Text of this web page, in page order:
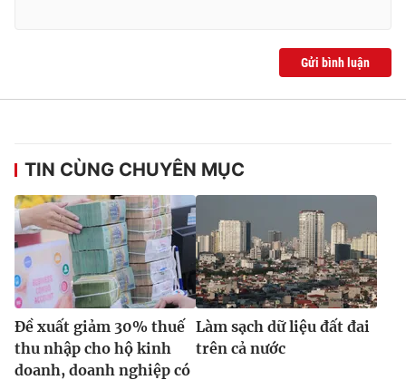
Gửi bình luận
TIN CÙNG CHUYÊN MỤC
Đề xuất giảm 30% thuế
thu nhập cho hộ kinh
doanh, doanh nghiệp có
Làm sạch dữ liệu đất đai
trên cả nước